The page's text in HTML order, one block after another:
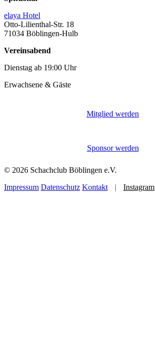
elaya Hotel
Otto-Lilienthal-Str. 18
71034 Böblingen-Hulb
Vereinsabend
Dienstag ab 19:00 Uhr
Erwachsene & Gäste
Mitglied werden
Sponsor werden
© 2026 Schachclub Böblingen e.V.
Impressum Datenschutz Kontakt | Instagram